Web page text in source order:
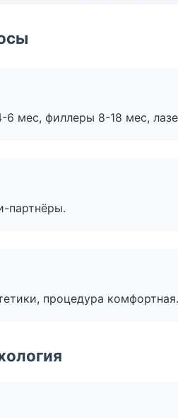
6 мес, филлеры 8-18 мес,
партнёры.
процедура комфортная.